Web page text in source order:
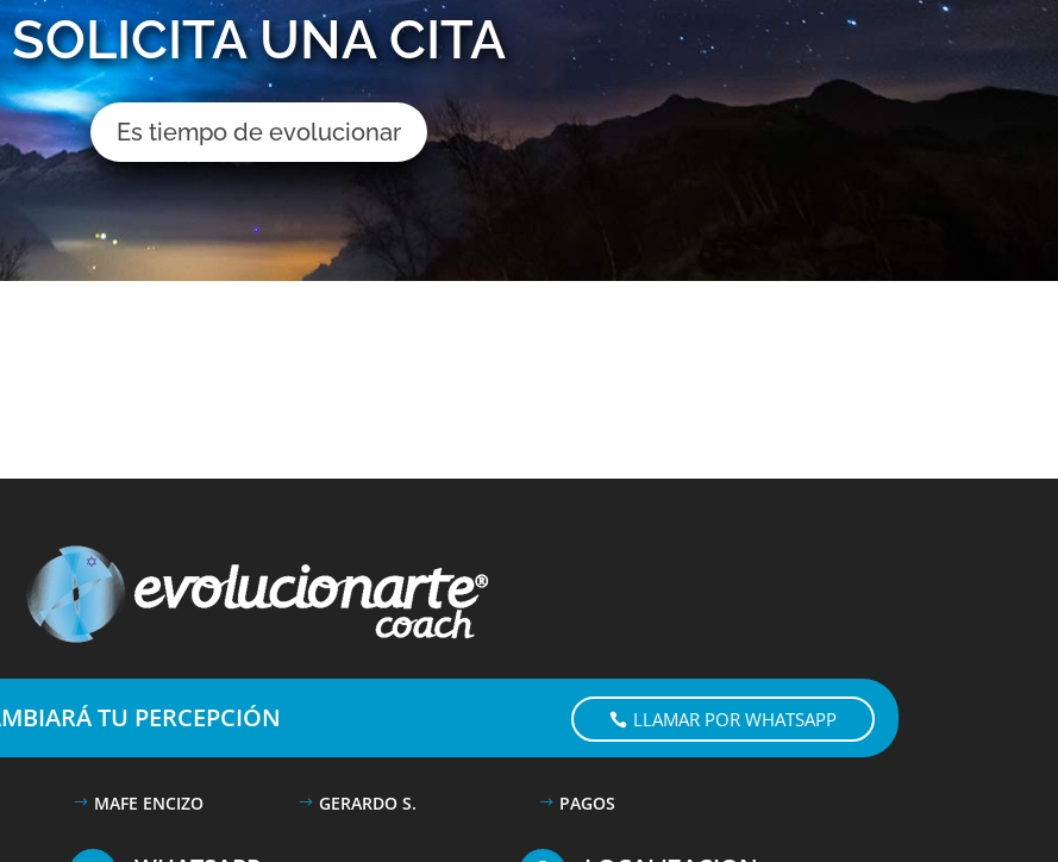
SOLICITA UNA CITA
Es tiempo de evolucionar
TU PERCEPCIÓN LLAMAR POR WHATSAPP
MAFE ENCIZO GERARDO S. PAGOS